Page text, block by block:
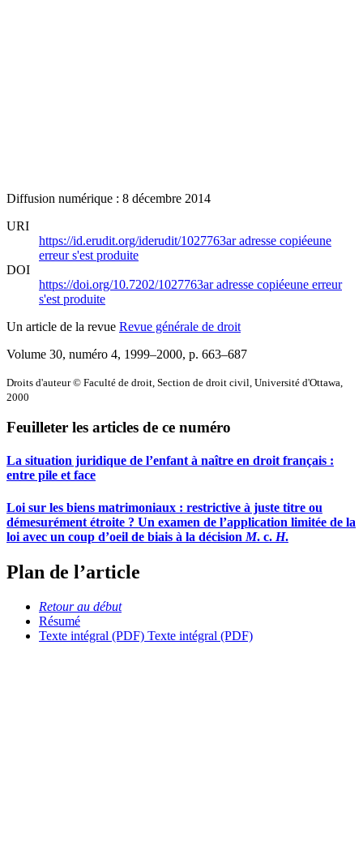
Diffusion numérique : 8 décembre 2014
URI
https://id.erudit.org/iderudit/1027763aradresse copiéeune
erreur s'est produite
DOI
https://doi.org/10.7202/1027763aradresse copiéeune erreur
s'est produite
Un article de la revue Revue générale de droit
Volume 30, numéro 4, 1999–2000, p. 663–687
Droits d'auteur © Faculté de droit, Section de droit civil, Université d'Ottawa,
2000
Feuilleter les articles de ce numéro
La situation juridique de l’enfant à naître en droit français :
entre pile et face
Loi sur les biens matrimoniaux : restrictive à juste titre ou
démesurément étroite ? Un examen de l’application limitée de la
loi avec un coup d’oeil de biais à la décision M. c. H.
Plan de l’article
Retour au début
Résumé
Texte intégral (PDF) Texte intégral (PDF)